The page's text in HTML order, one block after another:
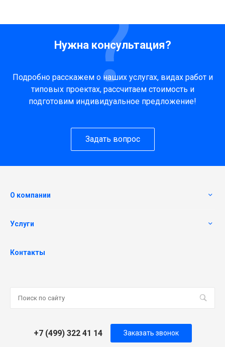
Нужна консультация?
Подробно расскажем о наших услугах, видах работ и
типовых проектах, рассчитаем стоимость и
подготовим индивидуальное предложение!
Задать вопрос
О компании
Услуги
Контакты
+7 (499) 322 41 14 Заказать звонок